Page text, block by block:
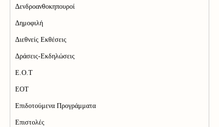
Δενδροανθοκηπουροί
Δημοφιλή
Διεθνείς Εκθέσεις
Δράσεις-Εκδηλώσεις
Ε.Ο.Τ
ΕΟΤ
Επιδοτούμενα Προγράμματα
Επιστολές